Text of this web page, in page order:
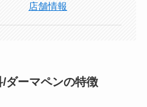
店舗情報
ダーマペンの特徴